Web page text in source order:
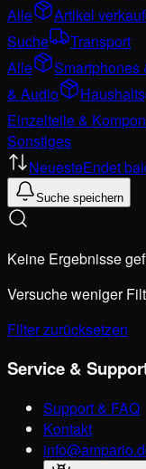
Alle
Artikel
Suche
Transport
Alle
Smartphones
& Audio
Einzelteile &
Sonstiges
NeuesteEndet
Suche speichern
Keine Ergebnisse
Versuche weniger
Filter zurücksetzen
Service &
Support & FAQ
Kontakt